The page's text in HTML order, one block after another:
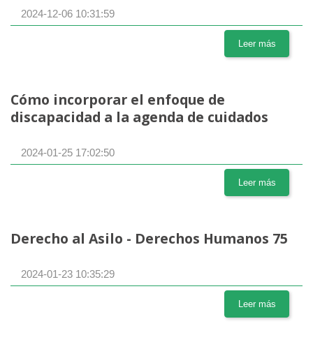
2024-12-06 10:31:59
Leer más
Cómo incorporar el enfoque de
discapacidad a la agenda de cuidados
2024-01-25 17:02:50
Leer más
Derecho al Asilo - Derechos Humanos 75
2024-01-23 10:35:29
Leer más